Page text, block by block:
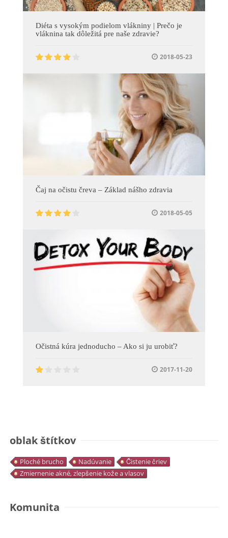
Diéta s vysokým podielom vlákniny | Prečo je
vláknina tak dôležitá pre naše zdravie?
2018-05-23
Čaj na očistu čreva – Základ nášho zdravia
2018-05-05
Očistná kúra jednoducho – Ako si ju urobiť?
2017-11-20
oblak štítkov
Ploché brucho Nadúvanie
Čistenie čriev
Zmiernenie akné, zlepšenie kože a vlasov
Komunita